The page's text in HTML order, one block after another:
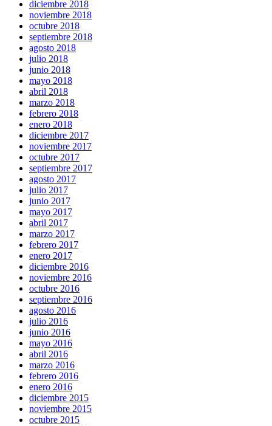
diciembre 2018
noviembre 2018
octubre 2018
septiembre 2018
agosto 2018
julio 2018
junio 2018
mayo 2018
abril 2018
marzo 2018
febrero 2018
enero 2018
diciembre 2017
noviembre 2017
octubre 2017
septiembre 2017
agosto 2017
julio 2017
junio 2017
mayo 2017
abril 2017
marzo 2017
febrero 2017
enero 2017
diciembre 2016
noviembre 2016
octubre 2016
septiembre 2016
agosto 2016
julio 2016
junio 2016
mayo 2016
abril 2016
marzo 2016
febrero 2016
enero 2016
diciembre 2015
noviembre 2015
octubre 2015